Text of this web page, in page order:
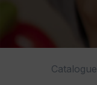
Catalogue